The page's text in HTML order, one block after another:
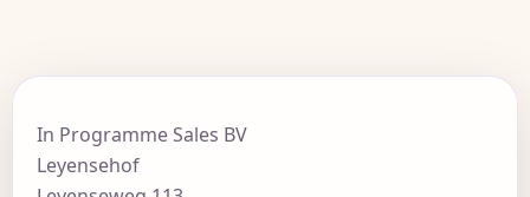
In Programme Sales BV
Leyensehof